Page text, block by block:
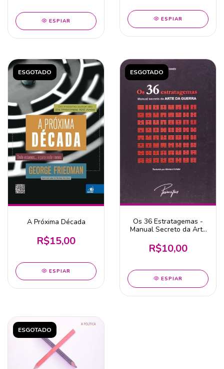
ESPIAR ESPIAR
ESGOTADO
A Próxima Década
R$15,00
ESPIAR
ESGOTADO
Os 36 Estratagemas -
Manual Secreto da Arte
R$10,00
ESPIAR
ESGOTADO